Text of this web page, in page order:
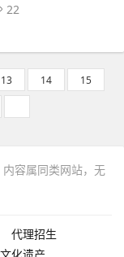
22
13 14
15
容属同类网站，无
代理招生